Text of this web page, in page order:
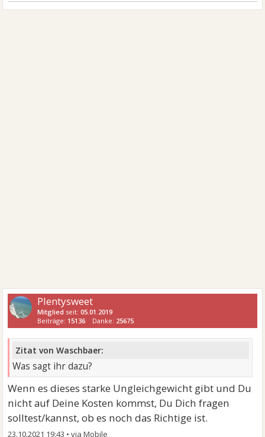
Plentysweet
Mitglied seit:05.01.2019
Beiträge: 15136 Danke: 25675
Zitat von Waschbaer:
Was sagt ihr dazu?
Wenn es dieses starke Ungleichgewicht gibt und Du
nicht auf Deine Kosten kommst, Du Dich fragen
solltest/kannst, ob es noch das Richtige ist.
23.10.2021 19:43 •